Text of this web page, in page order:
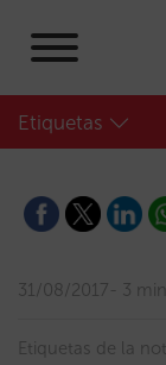
Etiquetas
31/08/2017 3
Etiquetas de la